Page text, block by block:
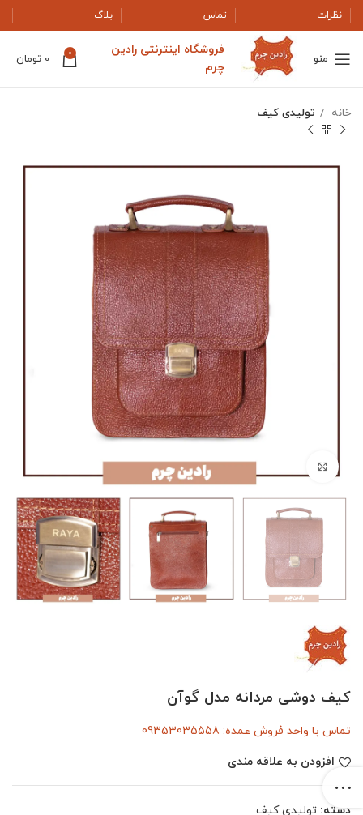
نظرات تماس بلاگ
منو
فروشگاه اینترنتی رادین
چرم
0
0 تومان
خانه تولیدی کیف
بزرگنمایی تصویر
کیف دوشی مردانه مدل گوآن
تماس با واحد فروش عمده: 09353035558
افزودن به علاقه مندی
دسته: تولیدی کیف